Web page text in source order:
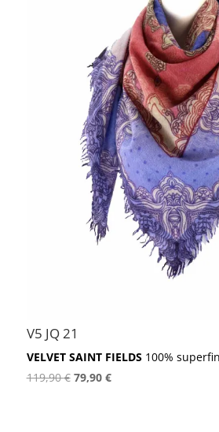
V5 JQ 21
VELVET SAINT FIELDS 100%
119,90€ Ursprünglicher
79,90 €Aktueller